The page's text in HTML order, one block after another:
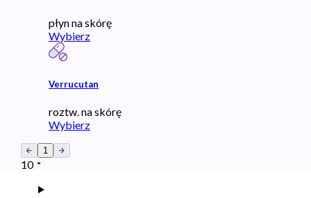
płyn na skórę
Wybierz
Verrucutan
roztw. na skórę
Wybierz
1
10